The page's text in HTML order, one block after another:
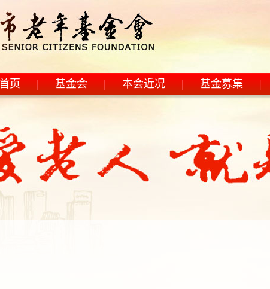
首页 | 基金会 | 本会近况 | 基金募集 |